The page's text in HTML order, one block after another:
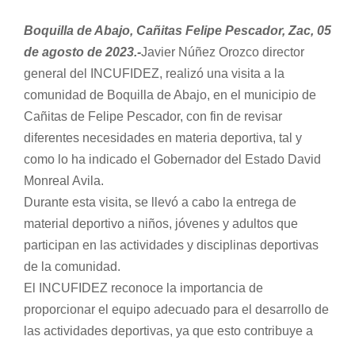
Comité de Igualdad
Sala de Prensa
Directorio
Boquilla de Abajo, Cañitas Felipe Pescador, Zac, 05
de agosto de 2023.-Javier Núñez Orozco director
general del INCUFIDEZ, realizó una visita a la
comunidad de Boquilla de Abajo, en el municipio de
Cañitas de Felipe Pescador, con fin de revisar
diferentes necesidades en materia deportiva, tal y
como lo ha indicado el Gobernador del Estado David
Monreal Avila.
Durante esta visita, se llevó a cabo la entrega de
material deportivo a niños, jóvenes y adultos que
participan en las actividades y disciplinas deportivas
de la comunidad.
El INCUFIDEZ reconoce la importancia de
proporcionar el equipo adecuado para el desarrollo de
las actividades deportivas, ya que esto contribuye a